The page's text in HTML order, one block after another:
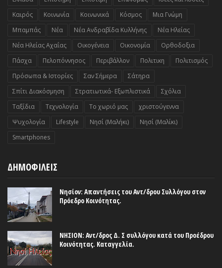
Καιρός
Κοινωνία Κοινωνικά Κόσμος
Μια Γνώμη
Μπαμπάς
Νέα Νέα Ανδραβίδα Κυλλήνης
Νέα Ηλείας
Νέα Ηλείας Αχαΐας
Οικογένεια Οικονομία
Ορθοδοξια
Πάσχα
Πελοπόννησος Περιβάλλον Πολιτικη
Πολιτισμός
Πρόσωπα & Ιστορίες
Σαν Σήμερα
Σάτηρα
Σπίτι Διακόσμηση
Στρατιωτικά- Εξωπλιστικά
Σχόλια
Ταξίδια
Τεχνολογία Το χωριό μας
χριστούγεννα
Ψυχολογία
Lifestyle Nησί (Μαλήκι)
Nησί (Μαλίκι)
Smartphones
ΔΗΜΟΦΙΛΕΙΣ
Νησίον: Απαντήσεις του Αντ/δρου Συλλόγου στον
Πρόεδρο Κοινότητας.
ΝΗΣΙΟΝ: Αντ/δρος Δ. Σ συλλόγου κατά του Προέδρου
Κοινότητας. Καταγγελία.